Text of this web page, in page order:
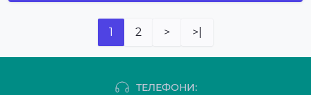
1 2 > >|
ТЕЛЕФОНИ: